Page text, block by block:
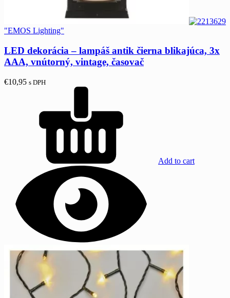
"EMOS Lighting"
LED dekorácia – lampáš antik čierna blikajúca, 3x
AAA, vnútorný, vintage, časovač
€10,95 s DPH
Add to cart